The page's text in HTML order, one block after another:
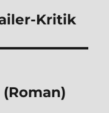
Kri­tik